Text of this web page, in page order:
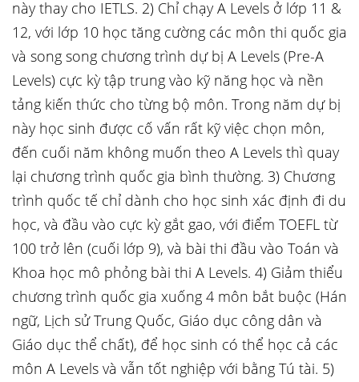
này thay cho IETLS. 2) Chỉ chạy A Levels ở lớp 11 &
12, với lớp 10 học tăng cường các môn thi quốc gia
và song song chương trình dự bị A Levels (Pre-A
Levels) cực kỳ tập trung vào kỹ năng học và nền
tảng kiến thức cho từng bộ môn. Trong năm dự bị
này học sinh được cố vấn rất kỹ việc chọn môn,
đến cuối năm không muốn theo A Levels thì quay
lại chương trình quốc gia bình thường. 3) Chương
trình quốc tế chỉ dành cho học sinh xác định đi du
học, và đầu vào cực kỳ gắt gao, với điểm TOEFL từ
100 trở lên (cuối lớp 9), và bài thi đầu vào Toán và
Khoa học mô phỏng bài thi A Levels. 4) Giảm thiểu
chương trình quốc gia xuống 4 môn bắt buộc (Hán
ngữ, Lịch sử Trung Quốc, Giáo dục công dân và
Giáo dục thể chất), để học sinh có thể học cả các
môn A Levels và vẫn tốt nghiệp với bằng Tú tài. 5)